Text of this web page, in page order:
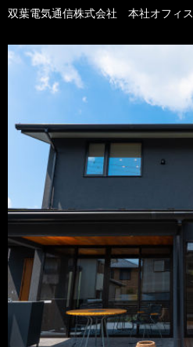
双葉電気通信株式会社 本社オフィス